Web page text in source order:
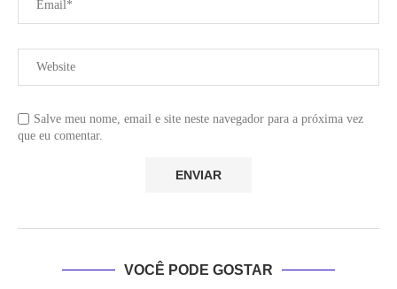
Salve meu nome, email e site neste navegador para a próxima vez
que eu comentar.
VOCÊ PODE GOSTAR